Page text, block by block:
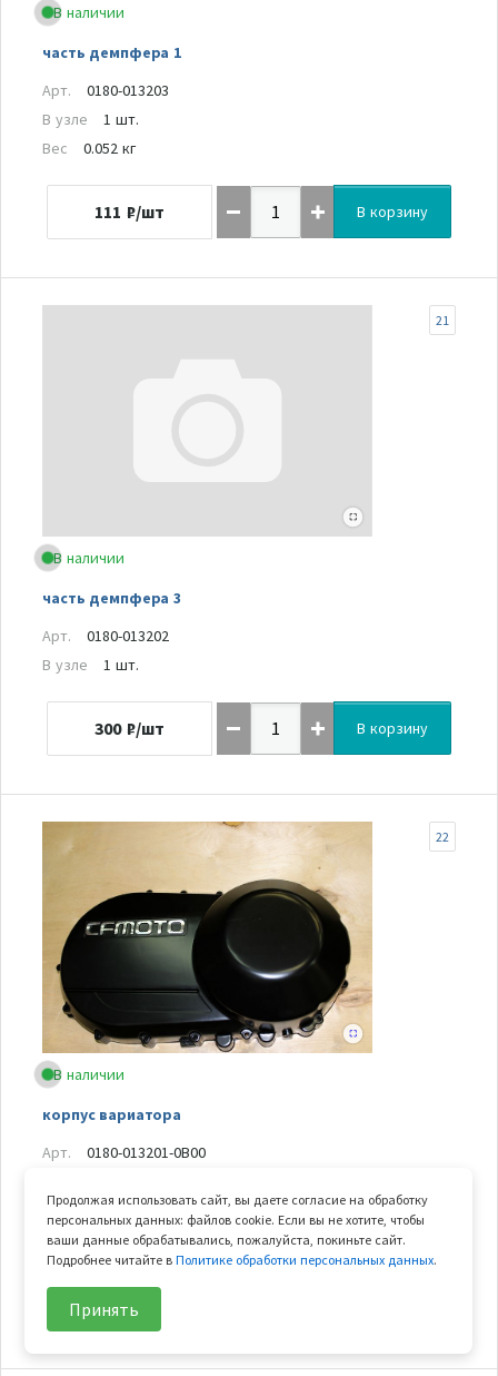
В наличии
часть демпфера 1
Арт.
0180-013203
В узле
1 шт.
Вес
0.052 кг
111 ₽/шт В корзину
В наличии
часть демпфера 3
21
Арт.
0180-013202
В узле
1 шт.
300 ₽/шт В корзину
В наличии
корпус вариатора
22
Арт.
0180-013201-0B00
В узле
1 шт.
Вес
1.52 кг
14 420
Продолжая использовать сайт, вы даете согласие на обработку
персональных данных: файлов cookie. Если вы не хотите, чтобы
ваши данные обрабатывались, пожалуйста, покиньте сайт.
Подробнее читайте вПолитике обработки персональных данных.
Принять